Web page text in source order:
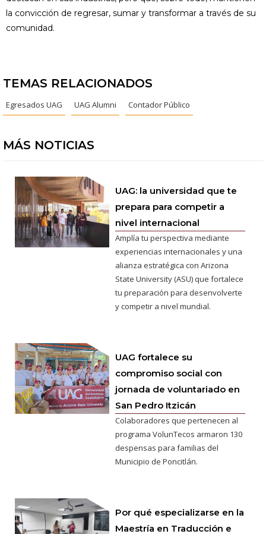
la convicción de regresar, sumar y transformar a través de su
comunidad.
TEMAS RELACIONADOS
Egresados UAG UAG Alumni Contador Público
MÁS NOTICIAS
UAG: la universidad que te
prepara para competir a
nivel internacional
Amplía tu perspectiva mediante
experiencias internacionales y una
alianza estratégica con Arizona
State University (ASU) que fortalece
tu preparación para desenvolverte
y competir a nivel mundial.
UAG fortalece su
compromiso social con
jornada de voluntariado en
San Pedro Itzicán
Colaboradores que pertenecen al
programa VolunTecos armaron 130
despensas para familias del
Municipio de Poncitlán.
Por qué especializarse en la
Maestría en Traducción e